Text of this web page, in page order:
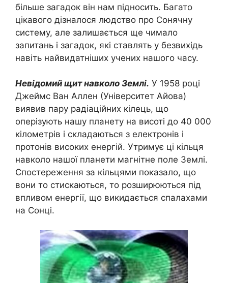
більше загадок він нам підносить. Багато
цікавого дізналося людство про Сонячну
систему, але залишається ще чимало
запитань і загадок, які ставлять у безвихідь
навіть найвидатніших учених нашого часу.
Невідомий щит навколо Землі. У 1958 році
Джеймс Ван Аллен (Університет Айова)
виявив пару радіаційних кілець, що
оперізують нашу планету на висоті до 40 000
кілометрів і складаються з електронів і
протонів високих енергій. Утримує ці кільця
навколо нашої планети магнітне поле Землі.
Спостереження за кільцями показало, що
вони то стискаються, то розширюються під
впливом енергії, що викидається спалахами
на Сонці.